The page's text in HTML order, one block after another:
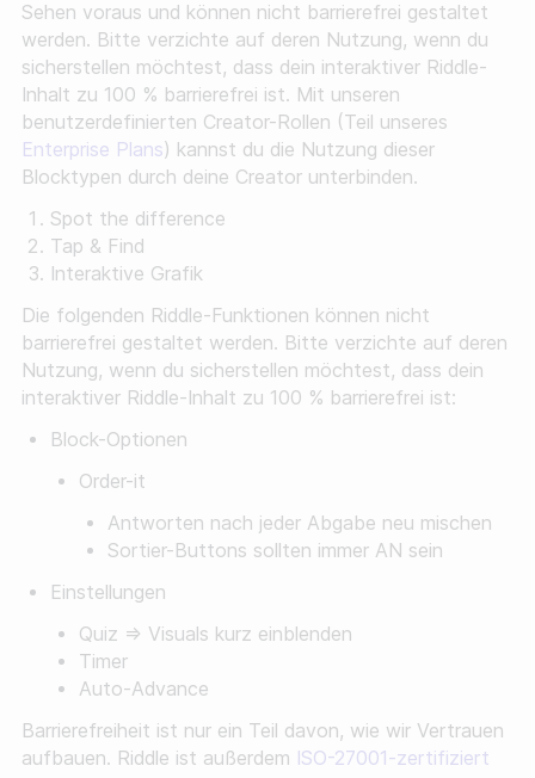
Sehen voraus und können nicht barrierefrei gestaltet
werden. Bitte verzichte auf deren Nutzung, wenn du
sicherstellen möchtest, dass dein interaktiver Riddle-
Inhalt zu 100 % barrierefrei ist. Mit unseren
benutzerdefinierten Creator-Rollen (Teil unseres
Enterprise Plans) kannst du die Nutzung dieser
Blocktypen durch deine Creator unterbinden.
Spot the difference
Tap & Find
Interaktive Grafik
Die folgenden Riddle-Funktionen können nicht
barrierefrei gestaltet werden. Bitte verzichte auf deren
Nutzung, wenn du sicherstellen möchtest, dass dein
interaktiver Riddle-Inhalt zu 100 % barrierefrei ist:
Block-Optionen
Order-it
Antworten nach jeder Abgabe neu mischen
Sortier-Buttons sollten immer AN sein
Einstellungen
Quiz ⇒ Visuals kurz einblenden
Timer
Auto-Advance
Barrierefreiheit ist nur ein Teil davon, wie wir Vertrauen
aufbauen. Riddle ist außerdem ISO-27001-zertifiziert